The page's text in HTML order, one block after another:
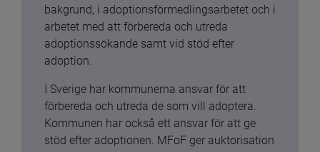
bakgrund, i adoptionsförmedlingsarbetet och i
arbetet med att förbereda och utreda
adoptionssökande samt vid stöd efter
adoption.
I Sverige har kommunerna ansvar för att
förbereda och utreda de som vill adoptera.
Kommunen har också ett ansvar för att ge
stöd efter adoptionen. MFoF ger auktorisation